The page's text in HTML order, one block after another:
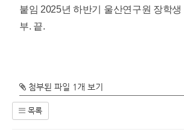
붙임 2025년 하반기 울산연구원 장학생
부. 끝.
첨부된 파일 1개 보기
목록